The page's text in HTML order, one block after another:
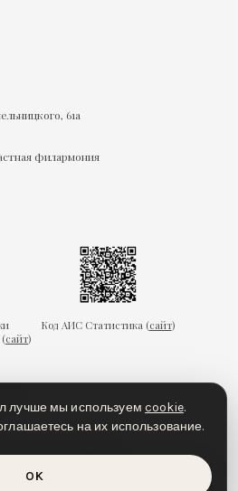
61а
филармония
(сайт)
Код АИС Статистика (сайт)
соглашение
лучше мы используемcookie.
на их использование.
OK